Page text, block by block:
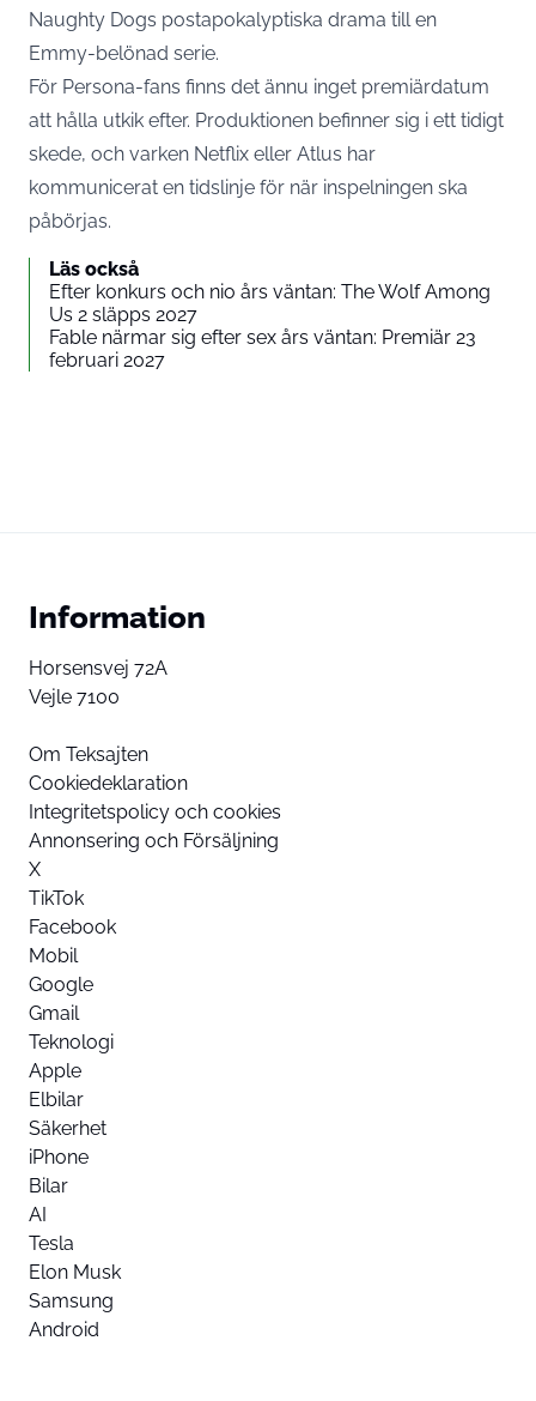
Naughty Dogs postapokalyptiska drama till en
Emmy-belönad serie.
För Persona-fans finns det ännu inget premiärdatum
att hålla utkik efter. Produktionen befinner sig i ett tidigt
skede, och varken Netflix eller Atlus har
kommunicerat en tidslinje för när inspelningen ska
påbörjas.
Läs också
Efter konkurs och nio års väntan: The Wolf Among
Us 2 släpps 2027
Fable närmar sig efter sex års väntan: Premiär 23
februari 2027
Information
Horsensvej 72A
Vejle 7100
Om Teksajten
Cookiedeklaration
Integritetspolicy och cookies
Annonsering och Försäljning
X
TikTok
Facebook
Mobil
Google
Gmail
Teknologi
Apple
Elbilar
Säkerhet
iPhone
Bilar
AI
Tesla
Elon Musk
Samsung
Android